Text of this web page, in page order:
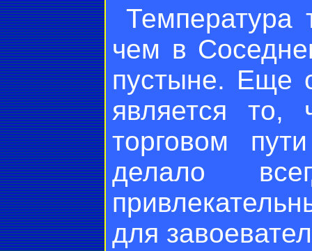
чем в
пустыне. Еще
является
торговом
делало
для